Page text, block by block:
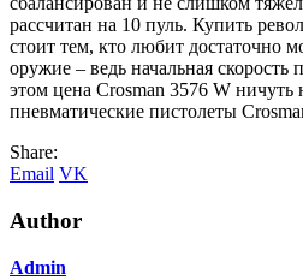
рассчитан на 10 пуль. Купить
стоит тем, кто любит достаточно
оружие – ведь начальная
этом цена Crosman 3576 W
пневматические пистолеты
Share:
Email VK
Author
Admin